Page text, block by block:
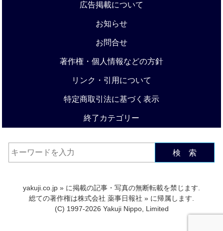
広告掲載について
お知らせ
お問合せ
著作権・個人情報などの方針
リンク・引用について
特定商取引法に基づく表示
終了カテゴリー
検 索
yakuji.co.jp » に掲載の記事・写真の無断転載を禁じます.
総ての著作権は株式会社 薬事日報社 » に帰属します.
(C) 1997-2026 Yakuji Nippo, Limited